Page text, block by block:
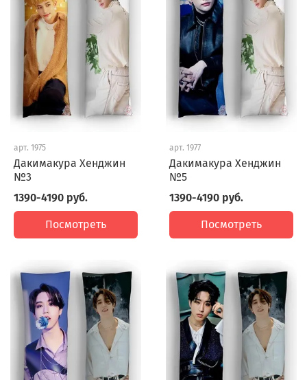
арт. 1975
Дакимакура Хенджин
№3
1390-4190 руб.
Посмотреть
арт. 1977
Дакимакура Хенджин
№5
1390-4190 руб.
Посмотреть